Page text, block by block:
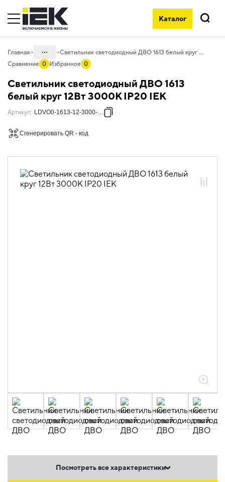
Каталог
Поиск
Главная ...
10. Светотехника
10.03 Коммерческое освещение
освещения
классические 1611-1615
Светильник светодиодный ДВО 1613 белый круг 12Вт 3000К IP20 IEK
Сравнение 0 Избранное 0
Светильник светодиодный ДВО 1613
белый круг 12Вт 3000К IP20 IEK
Артикул: LDVO0-1613-12-3000-K01
Сгенерировать QR - код
Посмотреть все характеристики